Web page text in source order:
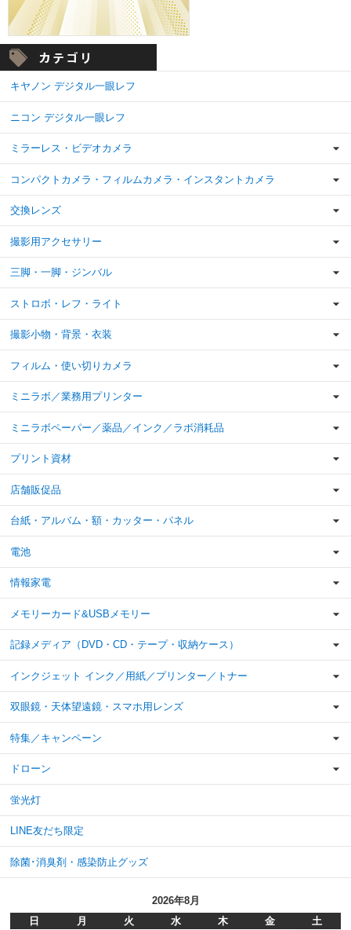
キヤノン デジタル一眼レフ
ニコン デジタル一眼レフ
ミラーレス・ビデオカメラ
コンパクトカメラ・フィルムカメラ・インスタントカメラ
交換レンズ
撮影用アクセサリー
三脚・一脚・ジンバル
ストロボ・レフ・ライト
撮影小物・背景・衣装
フィルム・使い切りカメラ
ミニラボ／業務用プリンター
ミニラボペーパー／薬品／インク／ラボ消耗品
プリント資材
店舗販促品
台紙・アルバム・額・カッター・パネル
電池
情報家電
メモリーカード&USBメモリー
記録メディア（DVD・CD・テープ・収納ケース）
インクジェット インク／用紙／プリンター／トナー
双眼鏡・天体望遠鏡・スマホ用レンズ
特集／キャンペーン
ドローン
蛍光灯
LINE友だち限定
除菌･消臭剤・感染防止グッズ
2026年8月
日
月 火 水 木 金
土